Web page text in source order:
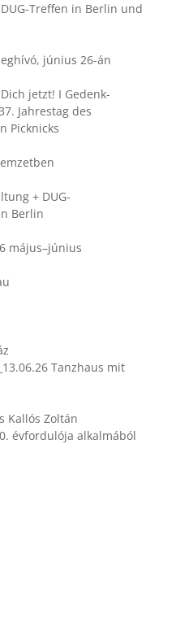
Treffen in Berlin und
június 26-án
jetzt! I Gedenk-
Jahrestag des
Picknicks
+ DUG-
Berlin
május–június
Tanzhaus mit
Kallós Zoltán
évfordulója alkalmából